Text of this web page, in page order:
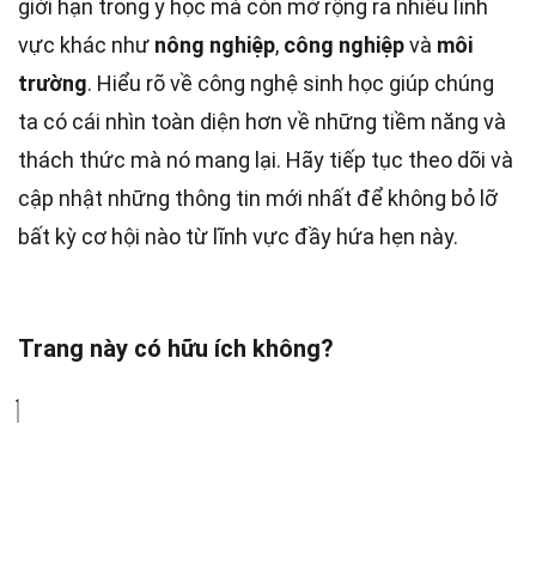
giới hạn trong y học mà còn mở rộng ra nhiều lĩnh
vực khác như nông nghiệp, công nghiệpvà môi
trường. Hiểu rõ về công nghệ sinh học giúp chúng
ta có cái nhìn toàn diện hơn về những tiềm năng và
thách thức mà nó mang lại. Hãy tiếp tục theo dõi và
cập nhật những thông tin mới nhất để không bỏ lỡ
bất kỳ cơ hội nào từ lĩnh vực đầy hứa hẹn này.
Trang này có hữu ích không?